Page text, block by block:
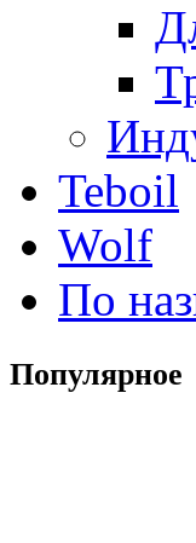
Teboil
Wolf
По
Популярное